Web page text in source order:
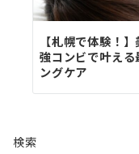
【札幌で体験！
強コンビで叶え
ングケア
検索